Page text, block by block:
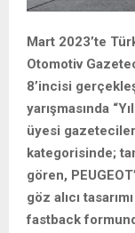
Mart 2023’te
Otomotiv
8’incisi
yarışmasında
üyesi
kategorisinde;
gören,
göz alıcı
fastback